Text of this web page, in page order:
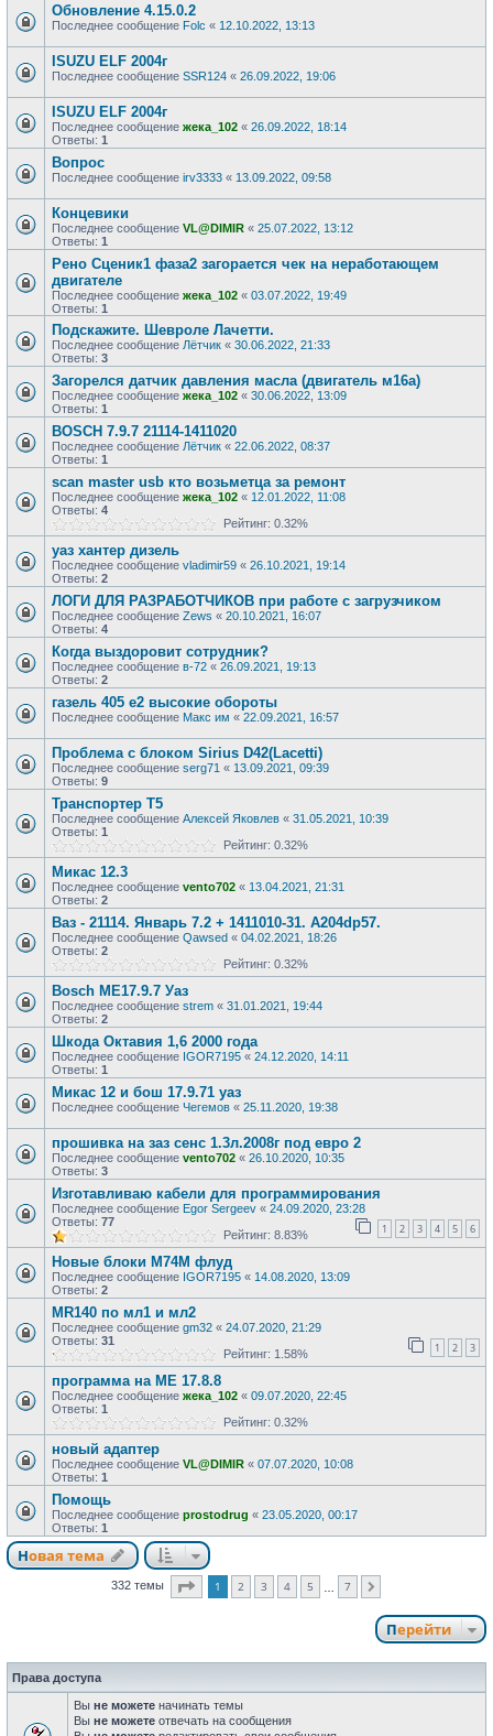
Обновление 4.15.0.2
Последнее сообщение Folc « 12.10.2022, 13:13
ISUZU ELF 2004г
Последнее сообщение SSR124 « 26.09.2022, 19:06
ISUZU ELF 2004г
Последнее сообщение жека_102 « 26.09.2022, 18:14
Ответы: 1
Вопрос
Последнее сообщение irv3333 « 13.09.2022, 09:58
Концевики
Последнее сообщение VL@DIMIR « 25.07.2022, 13:12
Ответы: 1
Рено Сценик1 фаза2 загорается чек на неработающем
двигателе
Последнее сообщение жека_102 « 03.07.2022, 19:49
Ответы: 1
Подскажите. Шевроле Лачетти.
Последнее сообщение Лётчик « 30.06.2022, 21:33
Ответы: 3
Загорелся датчик давления масла (двигатель м16а)
Последнее сообщение жека_102 « 30.06.2022, 13:09
Ответы: 1
BOSCH 7.9.7 21114-1411020
Последнее сообщение Лётчик « 22.06.2022, 08:37
Ответы: 1
scan master usb кто возьметца за ремонт
Последнее сообщение жека_102 « 12.01.2022, 11:08
Ответы: 4
Рейтинг: 0.32%
уаз хантер дизель
Последнее сообщение vladimir59 « 26.10.2021, 19:14
Ответы: 2
ЛОГИ ДЛЯ РАЗРАБОТЧИКОВ при работе с загрузчиком
Последнее сообщение Zews « 20.10.2021, 16:07
Ответы: 4
Когда выздоровит сотрудник?
Последнее сообщение в-72 « 26.09.2021, 19:13
Ответы: 2
газель 405 е2 высокие обороты
Последнее сообщение Макс им « 22.09.2021, 16:57
Проблема с блоком Sirius D42(Lacetti)
Последнее сообщение serg71 « 13.09.2021, 09:39
Ответы: 9
Транспортер Т5
Последнее сообщение Алексей Яковлев « 31.05.2021, 10:39
Ответы: 1
Рейтинг: 0.32%
Микас 12.3
Последнее сообщение vento702 « 13.04.2021, 21:31
Ответы: 2
Ваз - 21114. Январь 7.2 + 1411010-31. A204dp57.
Последнее сообщение Qawsed « 04.02.2021, 18:26
Ответы: 2
Рейтинг: 0.32%
Bosch ME17.9.7 Уаз
Последнее сообщение strem « 31.01.2021, 19:44
Ответы: 2
Шкода Октавия 1,6 2000 года
Последнее сообщение IGOR7195 « 24.12.2020, 14:11
Ответы: 1
Микас 12 и бош 17.9.71 уаз
Последнее сообщение Чегемов « 25.11.2020, 19:38
прошивка на заз сенс 1.3л.2008г под евро 2
Последнее сообщение vento702 « 26.10.2020, 10:35
Ответы: 3
Изготавливаю кабели для программирования
Последнее сообщение Egor Sergeev « 24.09.2020, 23:28
Ответы: 77 1 2 3 4 5 6
Рейтинг: 8.83%
Новые блоки M74M флуд
Последнее сообщение IGOR7195 « 14.08.2020, 13:09
Ответы: 2
MR140 по мл1 и мл2
Последнее сообщение gm32 « 24.07.2020, 21:29
Ответы: 31 1 2 3
Рейтинг: 1.58%
программа на МЕ 17.8.8
Последнее сообщение жека_102 « 09.07.2020, 22:45
Ответы: 1
Рейтинг: 0.32%
новый адаптер
Последнее сообщение VL@DIMIR « 07.07.2020, 10:08
Ответы: 1
Помощь
Последнее сообщение prostodrug « 23.05.2020, 00:17
Ответы: 1
Новая тема
332 темы Страница из
1 2 3 4 5 7
Перейти
Права доступа
Вы не можете начинать темы
Вы не можете отвечать на сообщения